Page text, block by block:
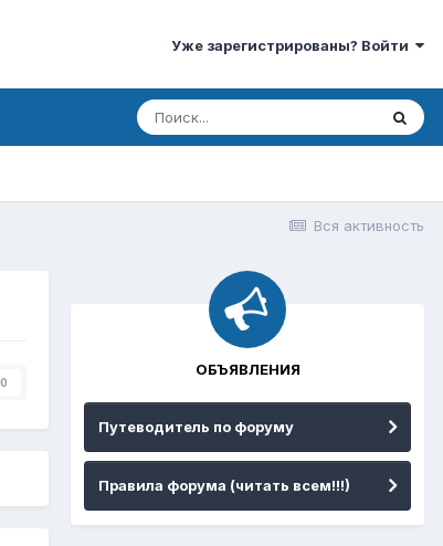
Уже зарегистрированы? Войти
Вся активность
0
ОБЪЯВЛЕНИЯ
Путеводитель по форуму
Правила форума (читать всем!!!)